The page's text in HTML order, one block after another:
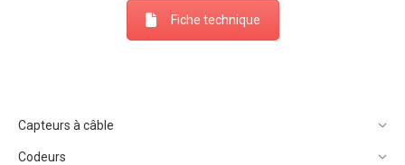
Fiche technique
Capteurs à câble
Codeurs